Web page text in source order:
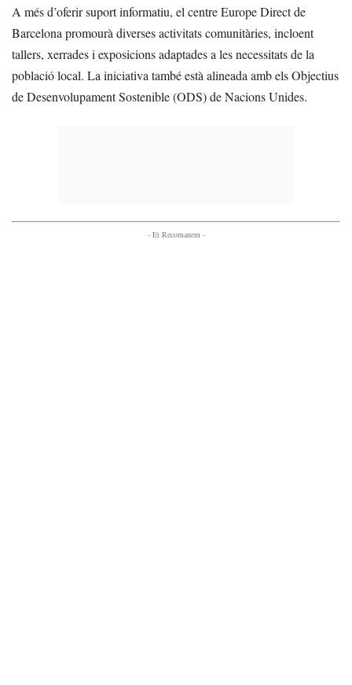
A més d’oferir suport informatiu, el centre Europe Direct de
Barcelona promourà diverses activitats comunitàries, incloent
tallers, xerrades i exposicions adaptades a les necessitats de la
població local. La iniciativa també està alineada amb els Objectius
de Desenvolupament Sostenible (ODS) de Nacions Unides.
- Et Recomanem -